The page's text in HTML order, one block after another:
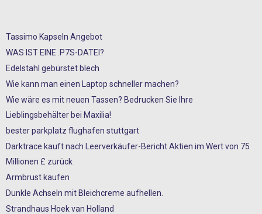
Tassimo Kapseln Angebot
WAS IST EINE .P7S-DATEI?
Edelstahl gebürstet blech
Wie kann man einen Laptop schneller machen?
Wie wäre es mit neuen Tassen? Bedrucken Sie Ihre
Lieblingsbehälter bei Maxilia!
bester parkplatz flughafen stuttgart
Darktrace kauft nach Leerverkäufer-Bericht Aktien im Wert von 75
Millionen £ zurück
Armbrust kaufen
Dunkle Achseln mit Bleichcreme aufhellen.
Strandhaus Hoek van Holland